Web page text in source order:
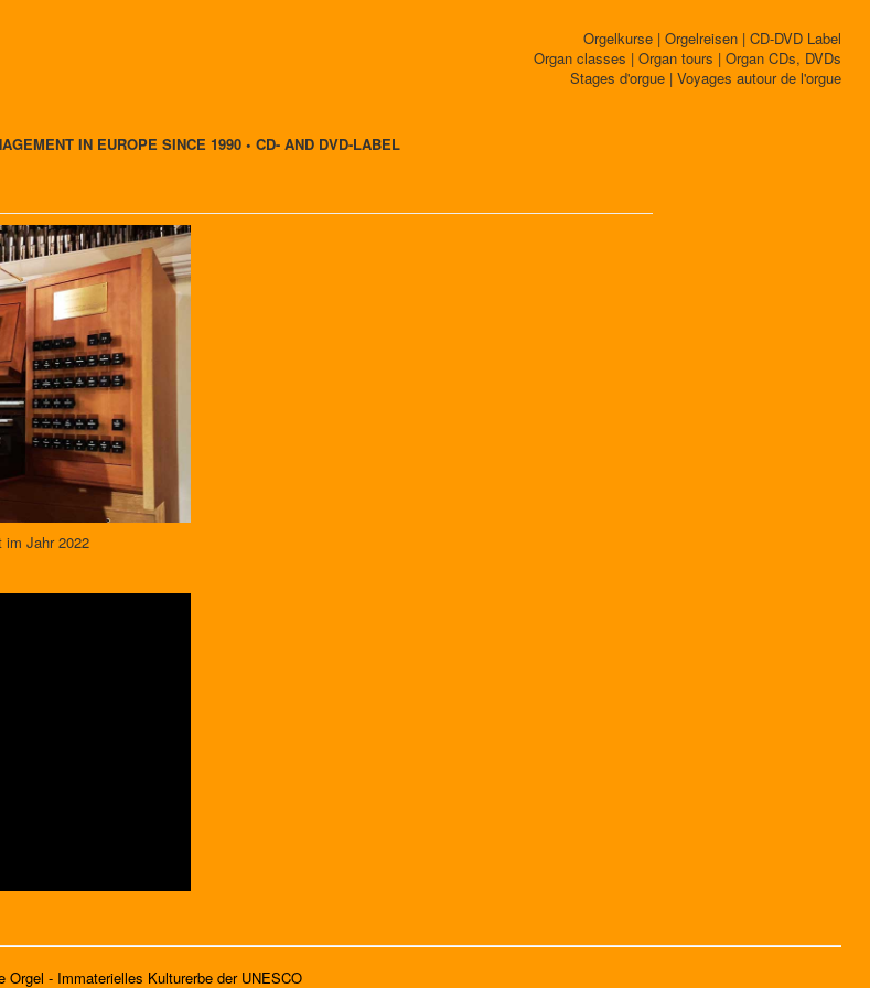
Orgelkurse | Orgelreisen | CD-DVD Label
Organ classes | Organ tours | Organ CDs, DVDs
Stages d'orgue | Voyages autour de l'orgue
IN EUROPE SINCE 1990 • CD- AND DVD-LABEL
im Jahr 2022
Orgel - Immaterielles Kulturerbe der UNESCO